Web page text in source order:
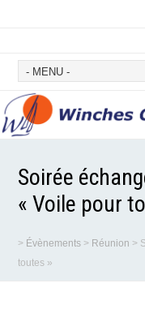
Soirée
« Voile pour
> Évènements > Réunion >
toutes »